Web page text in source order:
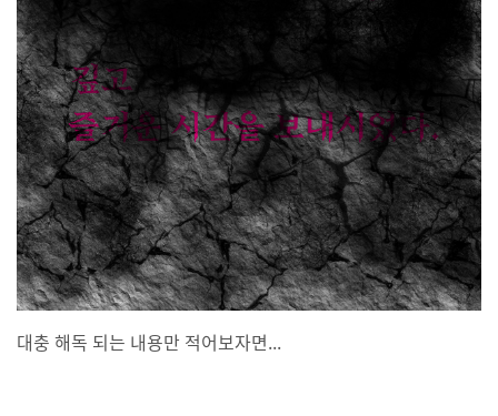
대충 해독 되는 내용만 적어보자면...